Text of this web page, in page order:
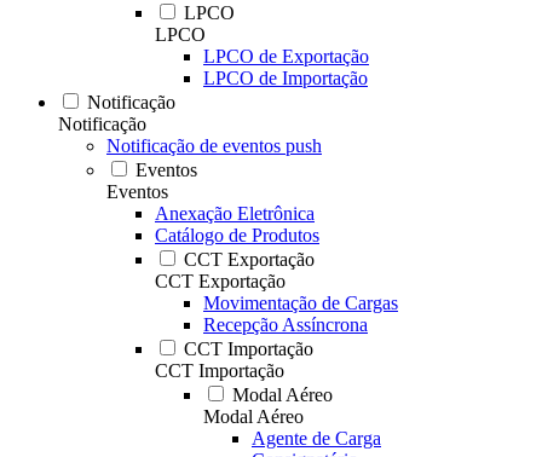
LPCO
LPCO
LPCO de Exportação
LPCO de Importação
Notificação
Notificação
Notificação de eventos push
Eventos
Eventos
Anexação Eletrônica
Catálogo de Produtos
CCT Exportação
CCT Exportação
Movimentação de Cargas
Recepção Assíncrona
CCT Importação
CCT Importação
Modal Aéreo
Modal Aéreo
Agente de Carga